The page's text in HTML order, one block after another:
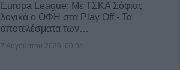
Europa League: Με ΤΣΚΑ Σόφιας
λογικά ο ΟΦΗ στα Play Off - Τα
αποτελέσματα των…
7 Αυγούστου 2026, 00:04